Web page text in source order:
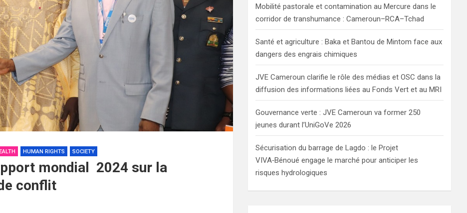
HUMAN RIGHTS SOCIETY
mondial 2024 sur la
conflit
Mobilité pastorale et contamination au Mercure dans le
corridor de transhumance : Cameroun–RCA–Tchad
Santé et agriculture : Baka et Bantou de Mintom face aux
dangers des engrais chimiques
JVE Cameroun clarifie le rôle des médias et OSC dans la
diffusion des informations liées au Fonds Vert et au MRI
Gouvernance verte : JVE Cameroun va former 250
jeunes durant l’UniGoVe 2026
Sécurisation du barrage de Lagdo : le Projet
VIVA‑Bénoué engage le marché pour anticiper les
risques hydrologiques